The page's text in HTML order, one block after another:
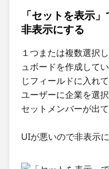
「セットを表示
非表示にする
１つまたは複数選択
ュボードを作成して
じフィールドに入れ
ユーザーに企業を選
セットメンバーが出て
UIが悪いので非表示